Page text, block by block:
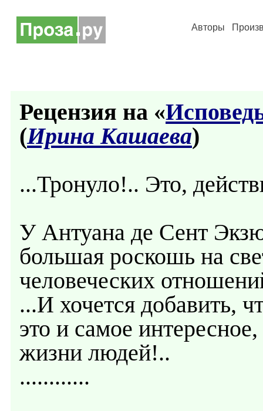
Авторы
Рецензия на «
(Ирина Кашаева)
...Тронуло!.. Это,
У Антуана де Сент
большая роскошь на
человеческих
...И хочется добавить,
это и самое
жизни людей!..
............